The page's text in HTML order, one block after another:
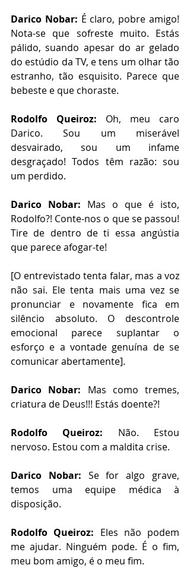
Darico Nobar: É claro, pobre amigo!
Nota-se que sofreste muito. Estás
pálido, suando apesar do ar gelado
do estúdio da TV, e tens um olhar tão
estranho, tão esquisito. Parece que
bebeste e que choraste.
Rodolfo Queiroz: Oh, meu caro
Darico. Sou um miserável
desvairado, sou um infame
desgraçado! Todos têm razão: sou
um perdido.
Darico Nobar: Mas o que é isto,
Rodolfo?! Conte-nos o que se passou!
Tire de dentro de ti essa angústia
que parece afogar-te!
[O entrevistado tenta falar, mas a voz
não sai. Ele tenta mais uma vez se
pronunciar e novamente fica em
silêncio absoluto. O descontrole
emocional parece suplantar o
esforço e a vontade genuína de se
comunicar abertamente].
Darico Nobar: Mas como tremes,
criatura de Deus!!! Estás doente?!
Rodolfo Queiroz: Não. Estou
nervoso. Estou com a maldita crise.
Darico Nobar: Se for algo grave,
temos uma equipe médica à
disposição.
Rodolfo Queiroz: Eles não podem
me ajudar. Ninguém pode. É o fim,
meu bom amigo, é o meu fim.